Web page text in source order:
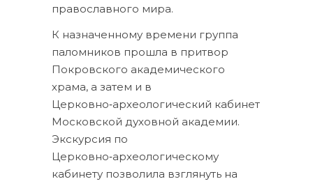
православного мира.
К назначенному времени группа
паломников прошла в притвор
Покровского академического
храма, а затем и в
Церковно‑археологический кабинет
Московской духовной академии.
Экскурсия по
Церковно‑археологическому
кабинету позволила взглянуть на